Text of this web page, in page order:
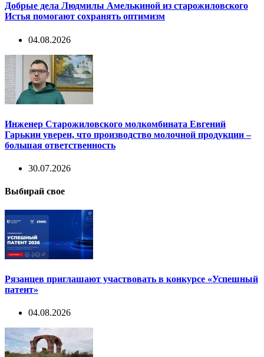
Добрые дела Людмилы Амелькиной из старожиловского
Истья помогают сохранять оптимизм
04.08.2026
Инженер Старожиловского молкомбината Евгений
Гарькин уверен, что производство молочной продукции –
большая ответственность
30.07.2026
Выбирай свое
Рязанцев приглашают участвовать в конкурсе «Успешный
патент»
04.08.2026